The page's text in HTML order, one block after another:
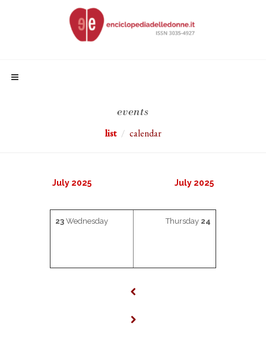
events
list calendar
July 2025 July 2025
23 Wednesday Thursday 24